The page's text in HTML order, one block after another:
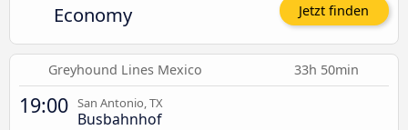
Economy Jetzt finden
Greyhound Lines Mexico 33h 50min
19:00 San Antonio, TX
Busbahnhof